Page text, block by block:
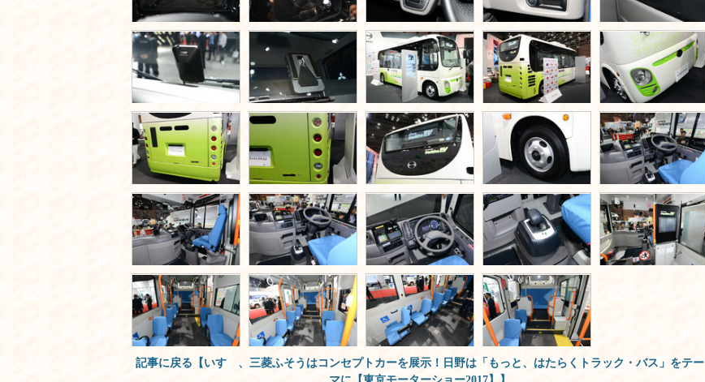
記事に戻る【いすゞ、三菱ふそうはコンセプトカーを展示！日野は「もっと、はたらくトラック・バス」をテー